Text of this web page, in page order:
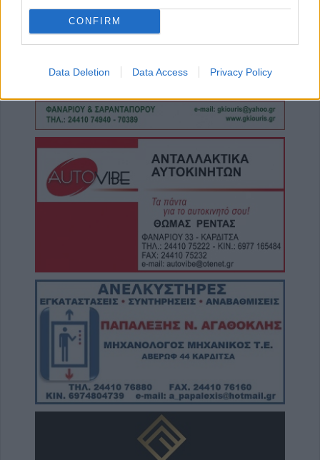
CONFIRM
Data Deletion Data Access Privacy Policy
Ιός Δυτικού Νείλου: 23 νέα εγχώρια
εβδομάδα
Διακοπές ρεύματος στην Άρτα και σε τμήμα
του Δήμου Αργιθέας: Έκρηξη και φωτιά σε
μετασχηματιστή (+Βίντεο)
6 Αυγούστου 2026, 08:16
Την Κυριακή 9 Αυγούστου το ετήσιο
μνημόσυνο της Αγορής Κλήμου
“Calimera” με “spitiko” και συνταγές όπως
Στη Σόφια θα ψάξει την πρόκριση ο
Παναθηναϊκός
5 Αυγούστου 2026, 23:33
Σύγκρουση μηχανής με αυτοκίνητο στη
Λάρισα – Στο νοσοκομείο ο οδηγός του
δικύκλου
5 Αυγούστου 2026, 22:45
Κεραυνός χτύπησε γήπεδο στην Ταϊλάνδη –
Νεκρός 24χρονος ποδοσφαιριστής